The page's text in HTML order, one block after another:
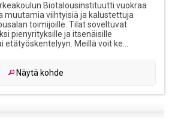
Biotalousinstituutti vuokraa
muutamia viihtyisiä ja kalustettuja
toimijoille. Tilat soveltuvat
pienyrityksille ja itsenäisille
Meillä voit ke...
Näytä kohde